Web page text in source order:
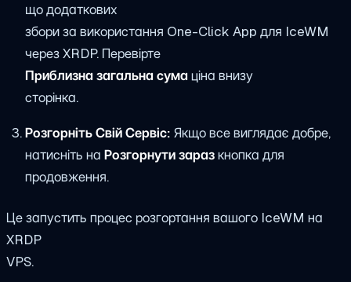
що додаткових
збори за використання One-Click App для IceWM
через XRDP. Перевірте
Приблизна загальна сумаціна внизу
сторінка.
Розгорніть Свій Сервіс: Якщо все виглядає добре,
натисніть на Розгорнути заразкнопка для
продовження.
Це запустить процес розгортання вашого IceWM на
XRDP
VPS.